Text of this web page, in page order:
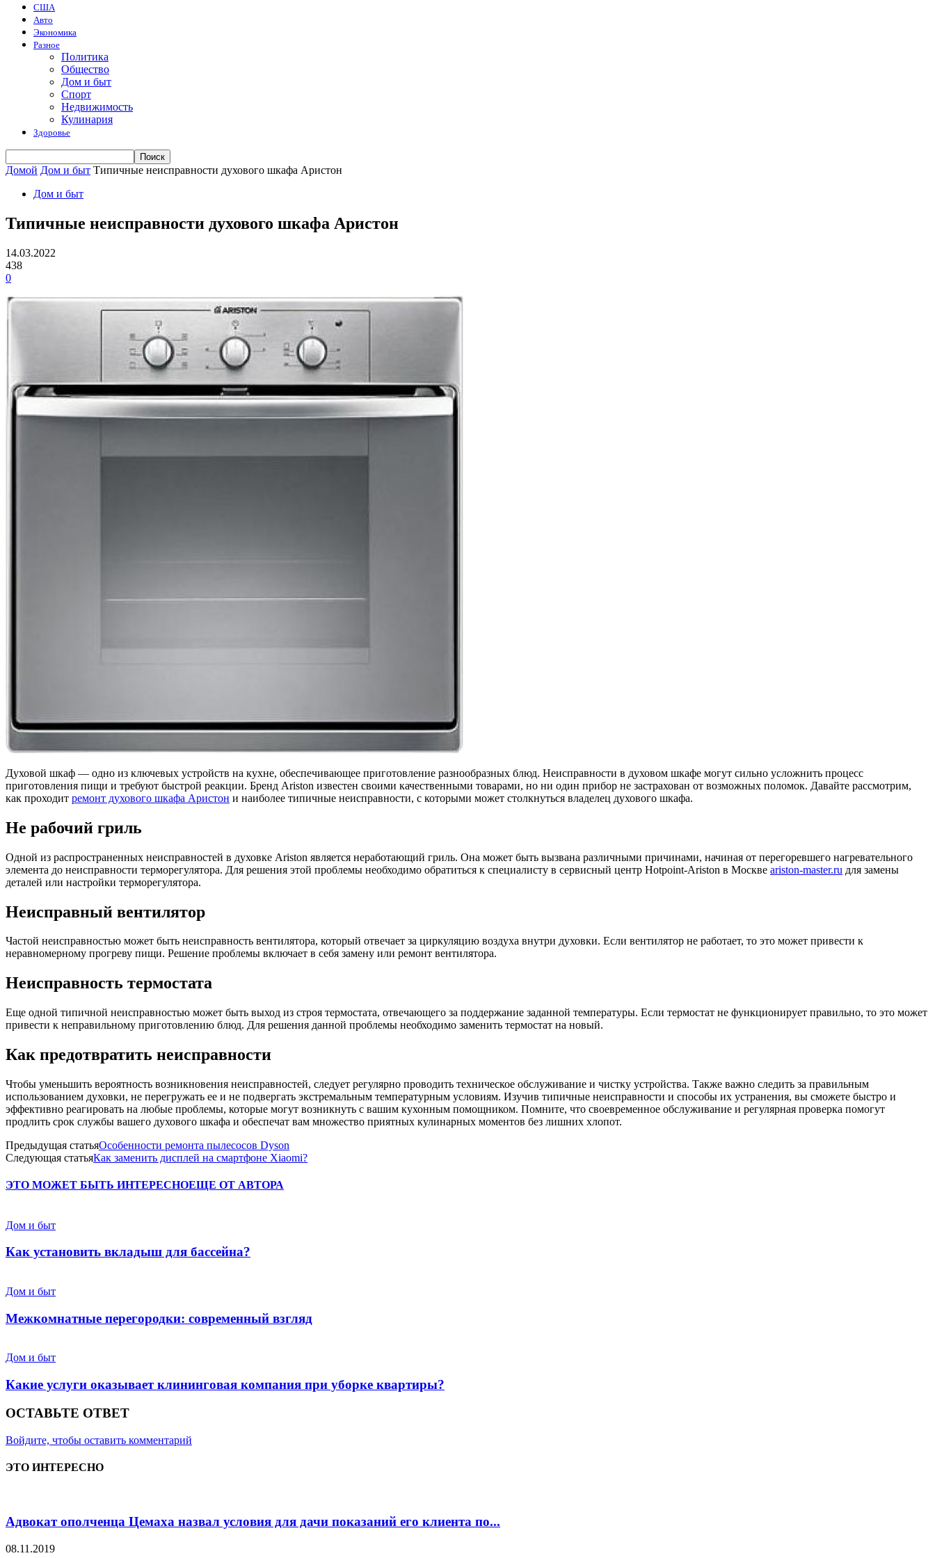
США
Авто
Экономика
Разное
Политика
Общество
Дом и быт
Спорт
Недвижимость
Кулинария
Здоровье
Домой Дом и быт Типичные неисправности духового шкафа Аристон
Дом и быт
Типичные неисправности духового шкафа Аристон
14.03.2022
438
0
Духовой шкаф — одно из ключевых устройств на кухне, обеспечивающее приготовление разнообразных блюд. Неисправности в духовом шкафе могут сильно усложнить процесс
приготовления пищи и требуют быстрой реакции. Бренд Ariston известен своими качественными товарами, но ни один прибор не застрахован от возможных поломок. Давайте рассмотрим,
как проходит ремонт духового шкафа Аристон и наиболее типичные неисправности, с которыми может столкнуться владелец духового шкафа.
Не рабочий гриль
Одной из распространенных неисправностей в духовке Ariston является неработающий гриль. Она может быть вызвана различными причинами, начиная от перегоревшего нагревательного
элемента до неисправности терморегулятора. Для решения этой проблемы необходимо обратиться к специалисту в сервисный центр Hotpoint-Ariston в Москве ariston-master.ru для замены
деталей или настройки терморегулятора.
Неисправный вентилятор
Частой неисправностью может быть неисправность вентилятора, который отвечает за циркуляцию воздуха внутри духовки. Если вентилятор не работает, то это может привести к
неравномерному прогреву пищи. Решение проблемы включает в себя замену или ремонт вентилятора.
Неисправность термостата
Еще одной типичной неисправностью может быть выход из строя термостата, отвечающего за поддержание заданной температуры. Если термостат не функционирует правильно, то это может
привести к неправильному приготовлению блюд. Для решения данной проблемы необходимо заменить термостат на новый.
Как предотвратить неисправности
Чтобы уменьшить вероятность возникновения неисправностей, следует регулярно проводить техническое обслуживание и чистку устройства. Также важно следить за правильным
использованием духовки, не перегружать ее и не подвергать экстремальным температурным условиям. Изучив типичные неисправности и способы их устранения, вы сможете быстро и
эффективно реагировать на любые проблемы, которые могут возникнуть с вашим кухонным помощником. Помните, что своевременное обслуживание и регулярная проверка помогут
продлить срок службы вашего духового шкафа и обеспечат вам множество приятных кулинарных моментов без лишних хлопот.
Предыдущая статьяОсобенности ремонта пылесосов Dyson
Следующая статьяКак заменить дисплей на смартфоне Xiaomi?
ЭТО МОЖЕТ БЫТЬ ИНТЕРЕСНОЕЩЕ ОТ АВТОРА
Дом и быт
Как установить вкладыш для бассейна?
Дом и быт
Межкомнатные перегородки: современный взгляд
Дом и быт
Какие услуги оказывает клининговая компания при уборке квартиры?
ОСТАВЬТЕ ОТВЕТ
Войдите, чтобы оставить комментарий
ЭТО ИНТЕРЕСНО
Адвокат ополченца Цемаха назвал условия для дачи показаний его клиента по...
08.11.2019